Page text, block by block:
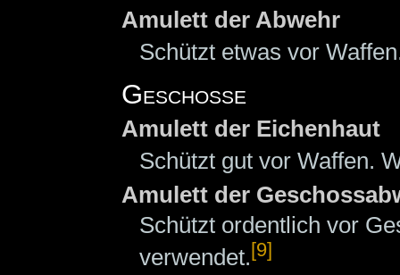
Amulett der Abwehr
Schützt etwas vor
Geschosse
Amulett der Eichenhaut
Schützt gut vor Waffen.
Amulett der
Schützt ordentlich vor
verwendet. [9]